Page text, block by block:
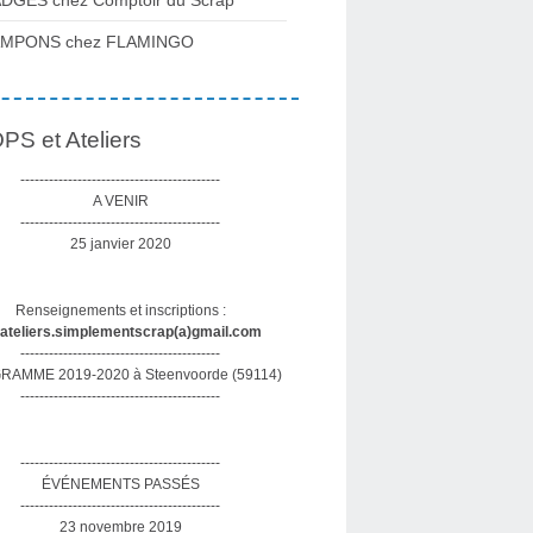
chez FLAMINGO
et Ateliers
------------------------------------------
A VENIR
------------------------------------------
25 janvier 2020
Renseignements et inscriptions :
------------------------------------------
2019-2020 à Steenvoorde (59114)
------------------------------------------
------------------------------------------
ÉVÉNEMENTS PASSÉS
------------------------------------------
23 novembre 2019